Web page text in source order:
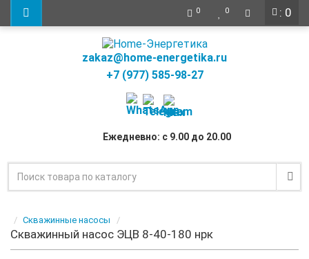
: 0
0 0
zakaz@home-energetika.ru
+7 (977) 585-98-27
Ежедневно: с 9.00 до 20.00
Скважинные насосы
Скважинный насос ЭЦВ 8-40-180 нрк